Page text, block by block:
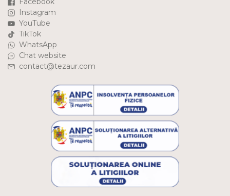
Instagram
YouTube
TikTok
WhatsApp
Chat website
contact@tezaur.com